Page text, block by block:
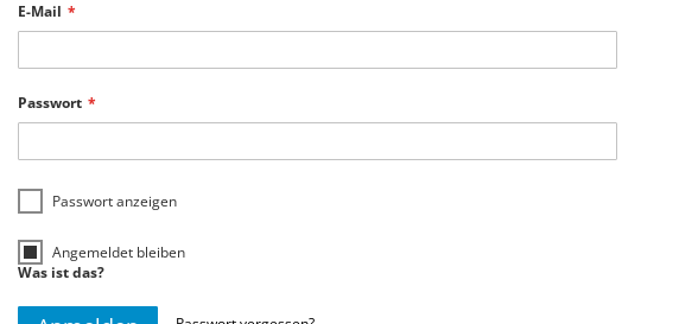
E-Mail
Passwort
Passwort anzeigen
Angemeldet bleiben
Was ist das?